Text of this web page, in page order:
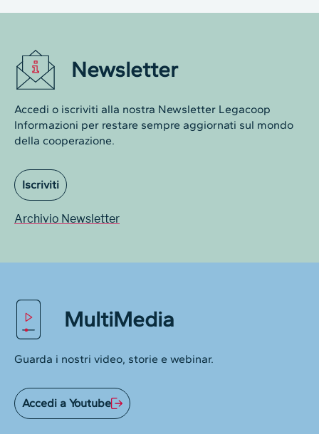
Newsletter
Accedi o iscriviti alla nostra Newsletter Legacoop
Informazioni per restare sempre aggiornati sul mondo
della cooperazione.
Iscriviti
Archivio Newsletter
MultiMedia
Guarda i nostri video, storie e webinar.
Accedi a Youtube